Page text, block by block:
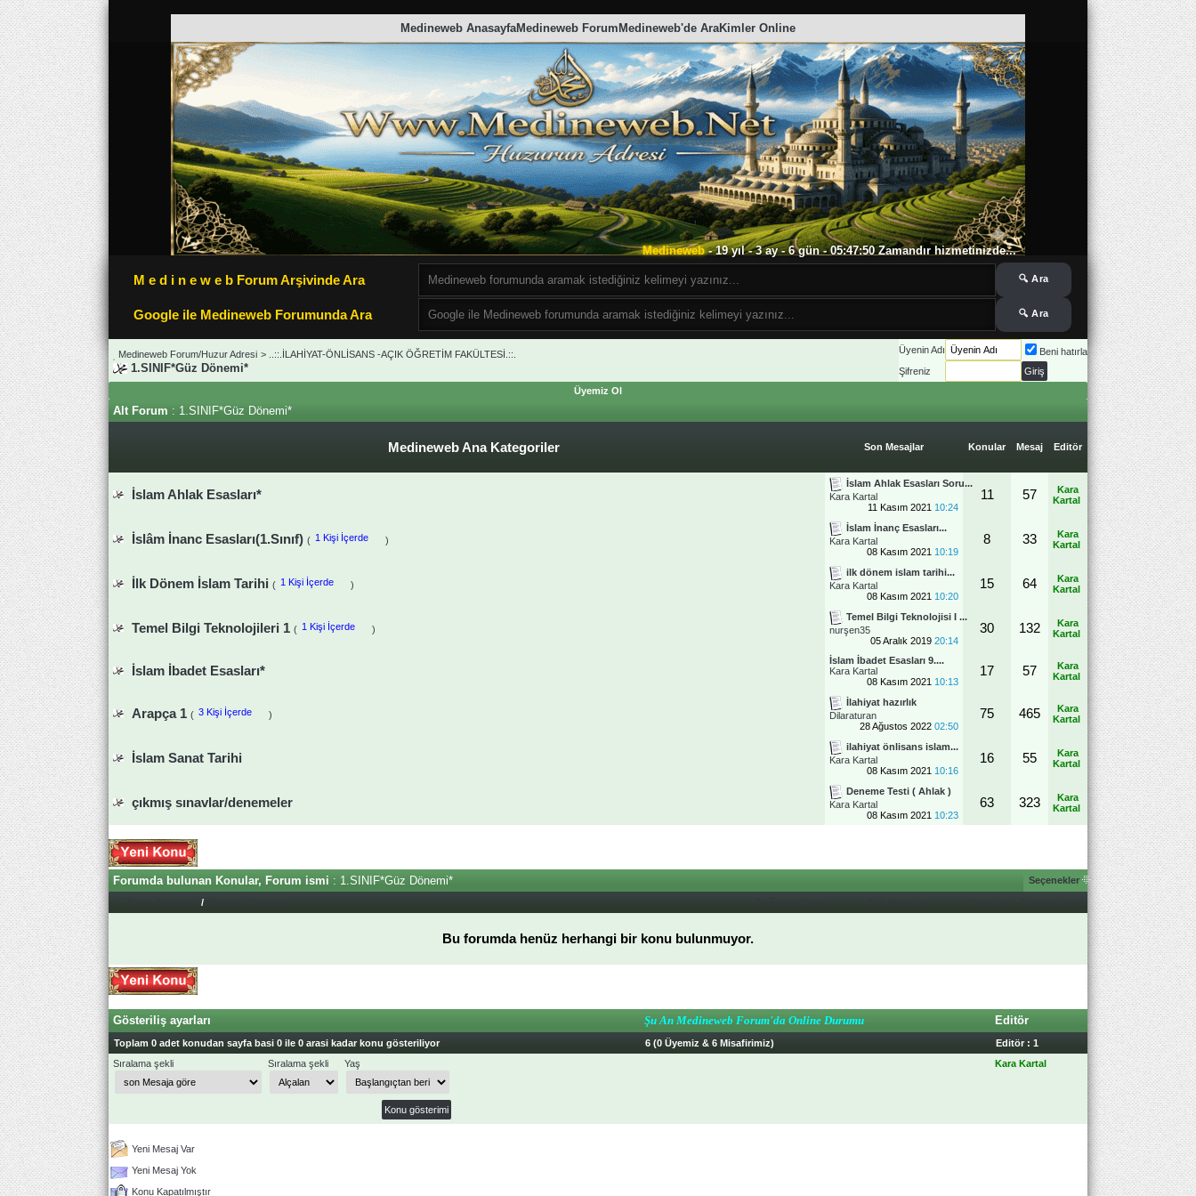
Medineweb AnasayfaMedineweb Forum Medineweb'de AraKimler Online
Medineweb- 19 yıl - 3 ay - 6 gün - 05:47:50 Zamandır hizmetinizde...
M e d i n e w e b Forum Arşivinde Ara
Google ile Medineweb Forumunda Ara
Medineweb Forum/Huzur Adresi > ..::.İLAHİYAT-ÖNLİSANS -AÇIK ÖĞRETİM FAKÜLTESİ.::.
1.SINIF*Güz Dönemi*
Üyenin Adı
Beni hatırla
Şifreniz
Üyemiz Ol
Alt Forum : 1.SINIF*Güz Dönemi*
Medineweb Ana Kategoriler Son Mesajlar Konular Mesaj Editör
İslam Ahlak Esasları*
İslam Ahlak Esasları Soru...
Kara Kartal
11 Kasım 2021 10:24
11 57
Kara
Kartal
İslâm İnanc Esasları(1.Sınıf) ( 1 Kişi İçerde )
İslam İnanç Esasları...
Kara Kartal
08 Kasım 2021 10:19
8 33
Kara
Kartal
İlk Dönem İslam Tarihi ( 1 Kişi İçerde )
ilk dönem islam tarihi...
Kara Kartal
08 Kasım 2021 10:20
15 64
Kara
Kartal
Temel Bilgi Teknolojileri 1 ( 1 Kişi İçerde )
Temel Bilgi Teknolojisi I ...
nurşen35
05 Aralık 2019 20:14
30 132
Kara
Kartal
İslam İbadet Esasları*
İslam İbadet Esasları 9....
Kara Kartal
08 Kasım 2021 10:13
17 57
Kara
Kartal
Arapça 1 ( 3 Kişi İçerde )
İlahiyat hazırlık
Dilaraturan
28 Ağustos 2022 02:50
75 465
Kara
Kartal
İslam Sanat Tarihi
ilahiyat önlisans islam...
Kara Kartal
08 Kasım 2021 10:16
16 55
Kara
Kartal
çıkmış sınavlar/denemeler
Deneme Testi ( Ahlak )
Kara Kartal
08 Kasım 2021 10:23
63 323
Kara
Kartal
Forumda bulunan Konular, Forum ismi : 1.SINIF*Güz Dönemi* Seçenekler
/
Bu forumda henüz herhangi bir konu bulunmuyor.
Gösteriliş ayarları Şu An Medineweb Forum'da Online Durumu Editör
Toplam 0 adet konudan sayfa basi 0 ile 0 arasi kadar konu gösteriliyor 6 (0 Üyemiz & 6 Misafirimiz)
Editör : 1
Sıralama şekli
Sıralama şekli Yaş Kara Kartal
Yeni Mesaj Var
Yeni Mesaj Yok
Konu Kapatılmıştır